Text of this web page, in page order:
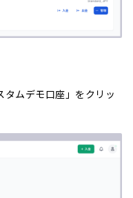
タムデモ口座」をクリッ